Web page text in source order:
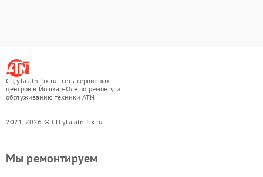
СЦ yla.atn-fix.ru - сеть сервисных
центров в Йошкар-Оле по ремонту и
обслуживанию техники ATN
2021-2026 © СЦ yla.atn-fix.ru
Мы ремонтируем